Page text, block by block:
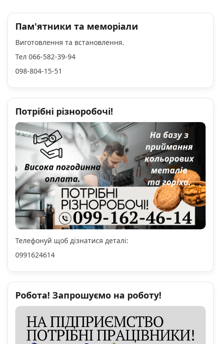
Пам'ятники та меморіали
Виготовлення та встановлення.
Тел 066-582-39-94
098-804-15-51
Потрібні різноробочі!
Телефонуй щоб дізнатися деталі:
0991624614
Робота! Запрошуємо на роботу!